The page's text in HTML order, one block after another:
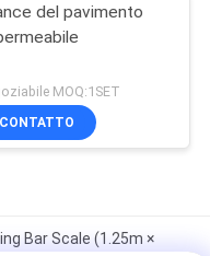
del pavimento
MOQ:1SET
CONTATTO
Bar Scale (1.25m ×